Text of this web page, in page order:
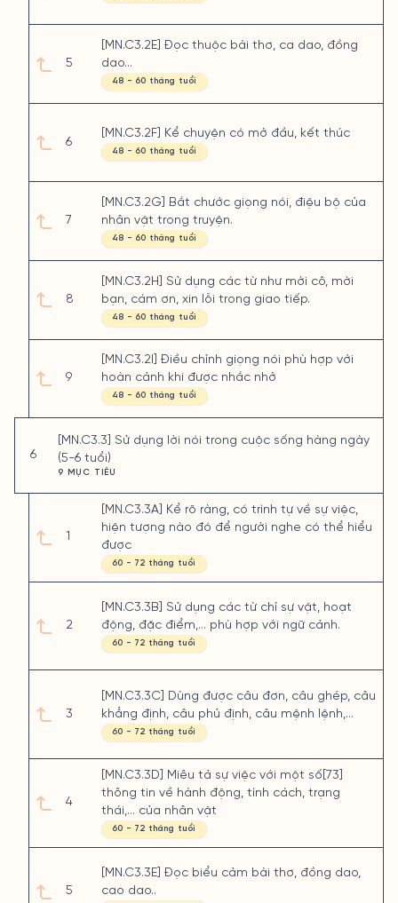
5
6
7
8
9
[MN.C3.2E] Đọc thuộc bài thơ, ca dao, đồng
dao...
48 - 60 tháng tuổi
[MN.C3.2F] Kể chuyện có mở đầu, kết thúc
48 - 60 tháng tuổi
[MN.C3.2G] Bắt chước giọng nói, điệu bộ của
nhân vật trong truyện.
48 - 60 tháng tuổi
[MN.C3.2H] Sử dụng các từ như mời cô, mời
bạn, cám ơn, xin lỗi trong giao tiếp.
48 - 60 tháng tuổi
[MN.C3.2I] Điều chỉnh giọng nói phù hợp với
hoàn cảnh khi được nhắc nhở
48 - 60 tháng tuổi
6
[MN.C3.3] Sử dụng lời nói trong cuộc sống hàng ngày
(5-6 tuổi)
9 MỤC TIÊU
1
2
3
4
5
[MN.C3.3A] Kể rõ ràng, có trình tự về sự việc,
hiện tượng nào đó để người nghe có thể hiểu
được
60 - 72 tháng tuổi
[MN.C3.3B] Sử dụng các từ chỉ sự vật, hoạt
động, đặc điểm,… phù hợp với ngữ cảnh.
60 - 72 tháng tuổi
[MN.C3.3C] Dùng được câu đơn, câu ghép, câu
khẳng định, câu phủ định, câu mệnh lệnh,…
60 - 72 tháng tuổi
[MN.C3.3D] Miêu tả sự việc với một số[73]
thông tin về hành động, tính cách, trạng
thái,... của nhân vật
60 - 72 tháng tuổi
[MN.C3.3E] Đọc biểu cảm bài thơ, đồng dao,
cao dao..